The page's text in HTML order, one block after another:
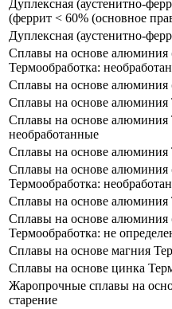
Дуплексная (аустенитно-
(феррит ​< 60% (основное
Дуплексная (аустенитно-
Сплавы на основе алюминия
Термообработка:
Сплавы на основе алюминия
Сплавы на основе алюминия
Сплавы на основе алюминия
необработанные
Сплавы на основе алюминия
Сплавы на основе алюминия
Термообработка:
Сплавы на основе алюминия
Сплавы на основе алюминия
Термообработка: не
Сплавы на основе магния
Сплавы на основе цинка
Жаропрочные сплавы на
старение